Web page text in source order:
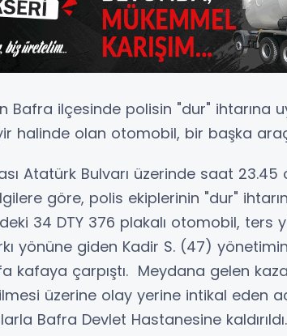
Bafra ilçesinde polisin "dur" ihtarına
halinde olan otomobil, bir başka
Atatürk Bulvarı üzerinde saat
göre, polis ekiplerinin "dur"
34 DTY 376 plakalı otomobil, ters
yönüne giden Kadir S. (47)
kafaya çarpıştı. Meydana gelen
üzerine olay yerine intikal eden
Bafra Devlet Hastanesine kaldırıldı.